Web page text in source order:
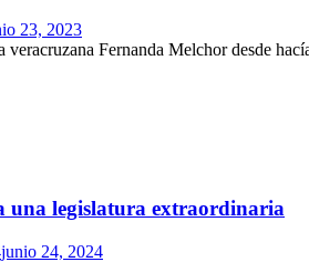
23, 2023
veracruzana Fernanda Melchor desde
una legislatura extraordinaria
junio 24, 2024